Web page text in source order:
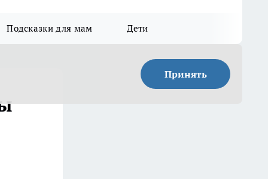
Подсказки для мам Дети
Принять